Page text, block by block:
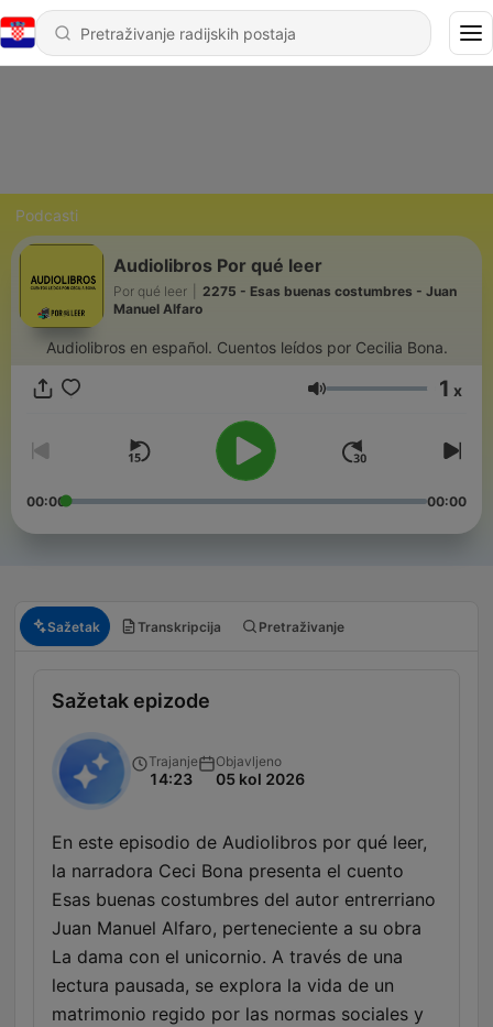
Podcasti
Audiolibros Por qué leer
Por qué leer
2275 - Esas buenas costumbres - Juan
Manuel Alfaro
Audiolibros en español. Cuentos leídos por Cecilia Bona.
Glasnoća 1 x
00:00 00:00
Sažetak Transkripcija Pretraživanje
Sažetak epizode
Trajanje
14:23
Objavljeno
05 kol 2026
En este episodio de Audiolibros por qué leer,
la narradora Ceci Bona presenta el cuento
Esas buenas costumbres del autor entrerriano
Juan Manuel Alfaro, perteneciente a su obra
La dama con el unicornio. A través de una
lectura pausada, se explora la vida de un
matrimonio regido por las normas sociales y